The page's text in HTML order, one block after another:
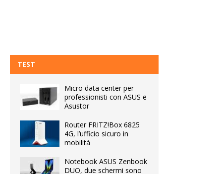
TEST
Micro data center per
professionisti con ASUS e
Asustor
Router FRITZ!Box 6825
4G, l’ufficio sicuro in
mobilità
Notebook ASUS Zenbook
DUO, due schermi sono